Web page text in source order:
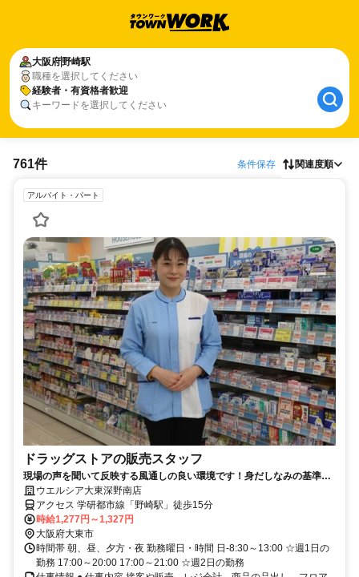
大阪府野崎駅
職種を選択してください
経験者・有資格者歓迎
キーワードを選択してください
761件 条件保存 関連度順
アルバイト・パート
ドラッグストアの販売スタッフ
現場の声を聞いて反映する風通しの良い環境です！身だしなみの基準を
大幅に緩和しました！
ウエルシア大東深野南店
アクセス 学研都市線「野崎駅」徒歩15分
時給1,277円～1,327円
大阪府大東市
時間帯 朝、昼、夕方・夜 勤務曜日・時間 日-8:30～13:00 ☆週1日の
勤務 17:00～20:00 17:00～21:00 ☆週2日の勤務